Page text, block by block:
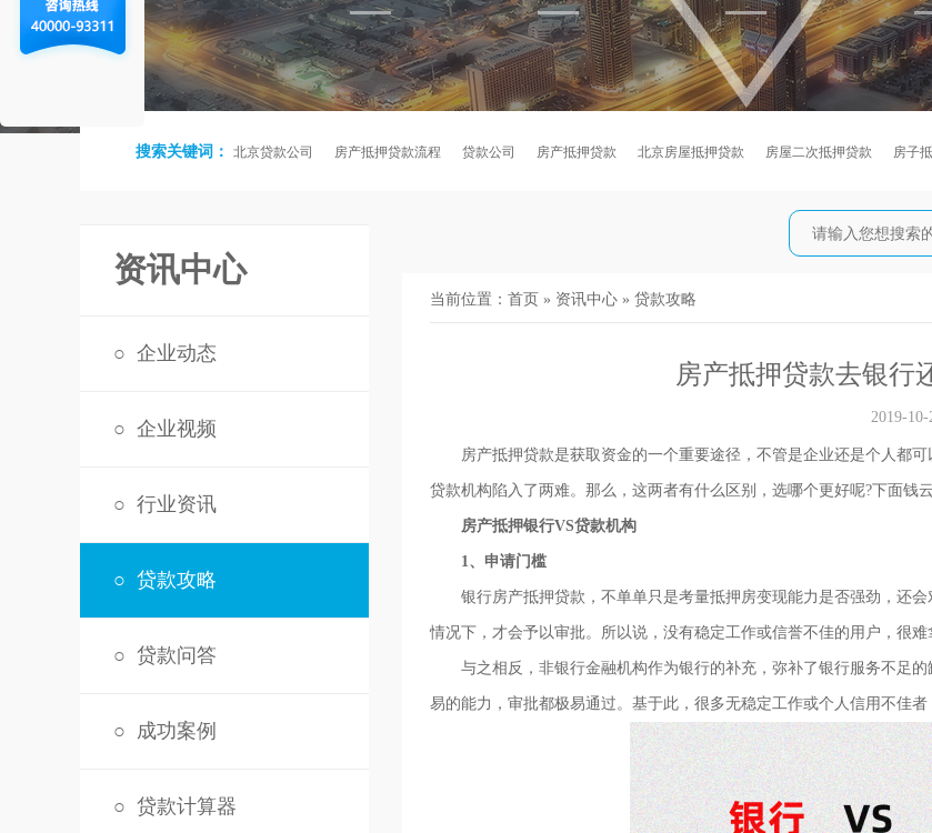
搜索关键词： 北京贷款公司 房产抵押贷款流程 贷款公司 房产抵押贷款 北京房屋抵押贷款 房屋二次抵押贷款 房子
资讯中心
○ 企业动态
○ 企业视频
○ 行业资讯
○ 贷款攻略
○ 贷款问答
○ 成功案例
○ 贷款计算器
当前位置： 首页 » 资讯中心 » 贷款攻略
房产抵押贷款去银行
2019-10-
房产抵押贷款是获取资金的一个重要途径，不管是企业还是个人都可
贷款机构陷入了两难。那么，这两者有什么区别，选哪个更好呢?下面钱
房产抵押银行VS贷款机构
1、申请门槛
银行房产抵押贷款，不单单只是考量抵押房变现能力是否强劲，还会
情况下，才会予以审批。所以说，没有稳定工作或信誉不佳的用户，很难
与之相反，非银行金融机构作为银行的补充，弥补了银行服务不足的
易的能力，审批都极易通过。基于此，很多无稳定工作或个人信用不佳者